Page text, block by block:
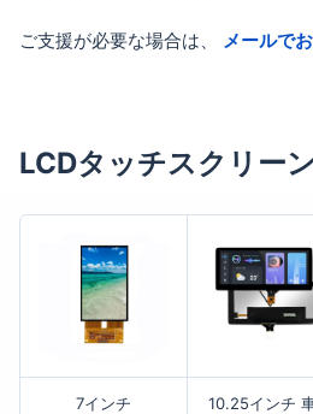
ご支援が必要な場合は、 メールで
LCDタッチスクリー
7インチ
10.25インチ